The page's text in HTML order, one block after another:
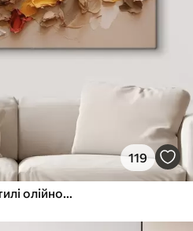
119
Абстрактний живопис в стилі олійного живопису